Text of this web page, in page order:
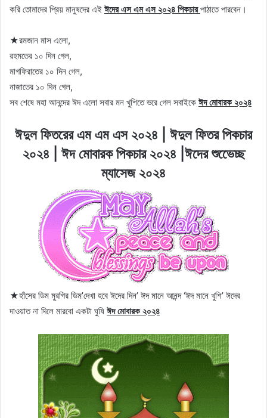
করি তোমাদের প্রিয় মানুষদের এই ঈদের এস এম এস ২০২৪ পিকচারপাঠাতে পারবেন।
★রমজান মাস এলো,
রহমতের ১০ দিন গেল,
মাগফিরাতের ১০ দিন গেল,
নাজাতের ১০ দিন গেল,
সব শেষে মহা আনন্দের ঈদ এলো সবার মন খুশিতে ভরে গেল সবাইকে ঈদ মোবারক ২০২৪
ঈদুল ফিতরের এম এম এস ২০২৪ | ঈদুল ফিতর পিকচার
২০২৪ | ঈদ মোবারক পিকচার ২০২৪ |ঈদের শুভেেচ্ছ
ম্যাসেজ ২০২৪
★হাঁসের ডিম মুরগির ডিম’দেখা হবে ঈদের দিন’ ঈদ মানে আনন্দ ‘ঈদ মানে খুশি’ ঈদের
দাওয়াত না দিলে মারবো একটা ঘুষি ঈদ মোবারক ২০২৪